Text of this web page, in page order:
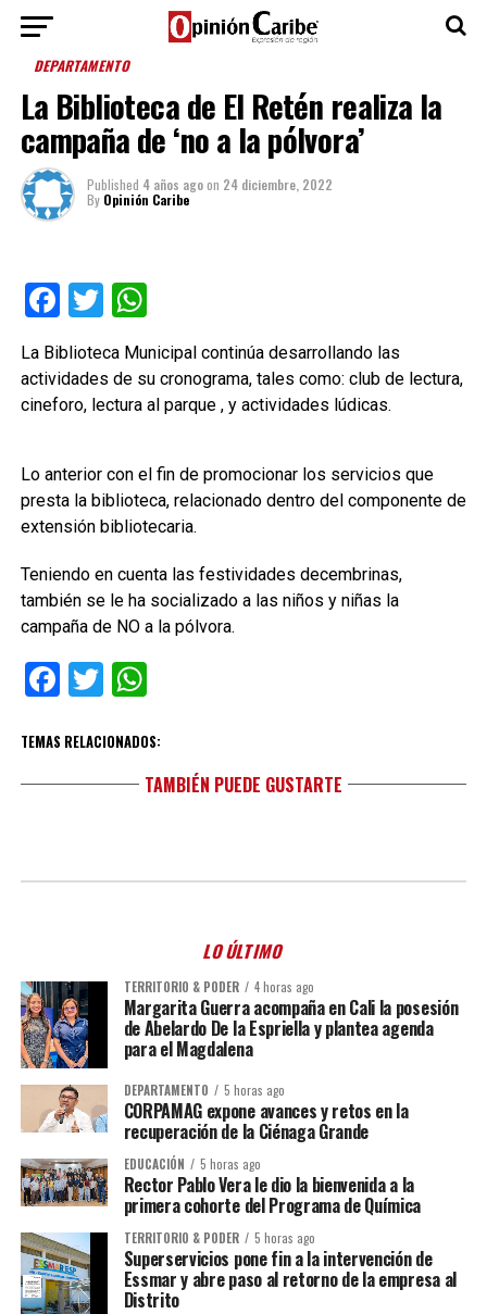
DEPARTAMENTO
La Biblioteca de El Retén realiza la
campaña de ‘no a la pólvora’
Published 4 años agoon 24 diciembre, 2022
By Opinión Caribe
Facebook
TwitterWhatsApp
La Biblioteca Municipal continúa desarrollando las
actividades de su cronograma, tales como: club de lectura,
cineforo, lectura al parque , y actividades lúdicas.
Lo anterior con el fin de promocionar los servicios que
presta la biblioteca, relacionado dentro del componente de
extensión bibliotecaria.
Teniendo en cuenta las festividades decembrinas,
también se le ha socializado a las niños y niñas la
campaña de NO a la pólvora.
Facebook
TwitterWhatsApp
TEMAS RELACIONADOS:
TAMBIÉN PUEDE GUSTARTE
LO ÚLTIMO
TERRITORIO & PODER 4 horas ago
Margarita Guerra acompaña en Cali la posesión
de Abelardo De la Espriella y plantea agenda
para el Magdalena
DEPARTAMENTO 5 horas ago
CORPAMAG expone avances y retos en la
recuperación de la Ciénaga Grande
EDUCACIÓN 5 horas ago
Rector Pablo Vera le dio la bienvenida a la
primera cohorte del Programa de Química
TERRITORIO & PODER 5 horas ago
Superservicios pone fin a la intervención de
Essmar y abre paso al retorno de la empresa al
Distrito